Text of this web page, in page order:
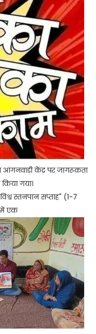
आंगनवाड़ी केंद्र पर जागरूकता
गया।
स्तनपान सप्ताह" (1-7
में एक